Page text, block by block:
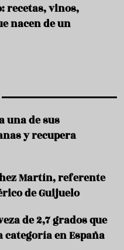
recetas, vinos,
nacen de un
una de sus
y recupera
Martín, referente
de Guijuelo
de 2,7 grados que
en España